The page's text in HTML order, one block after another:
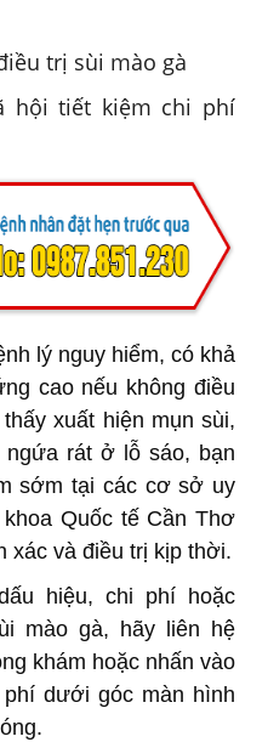
trị sùi mào gà
hội tiết kiệm chi phí
lý nguy hiểm, có khả
cao nếu không điều
xuất hiện mụn sùi,
rát ở lỗ sáo, bạn
sớm tại các cơ sở uy
Quốc tế Cần Thơ
xác và điều trị kịp thời.
hiệu, chi phí hoặc
mào gà, hãy liên hệ
khám hoặc nhấn vào
dưới góc màn hình